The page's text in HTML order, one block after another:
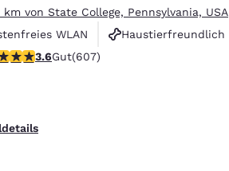
km von State College, Pennsylvania, USA
WLAN
Haustierfreundlich
Bewertung. Gut. 607 Bewertungen
3.6Gut(607)